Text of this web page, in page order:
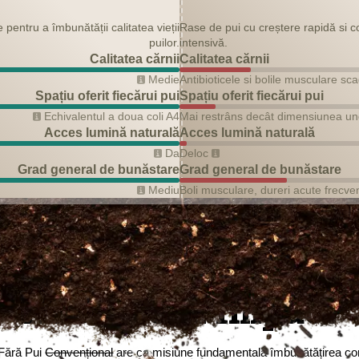
pentru a îmbunătății calitatea vieții
puilor.
Calitatea cărnii
Medie
Spațiu oferit fiecărui pui
Echivalentul a doua coli A4
Acces lumină naturală
Da
Grad general de bunăstare
Mediu
Rase de pui cu creștere rapidă si
intensivă.
Calitatea cărnii
Antibioticele si bolile musculare
Spațiu oferit fiecărui pui
Mai restrâns decât dimensiunea
Acces lumină naturală
Deloc
Grad general de bunăstare
Boli musculare, dureri acute
Misiune și Impact
PuiConvenționalare ca misiune fundamentală îmbunătățirea